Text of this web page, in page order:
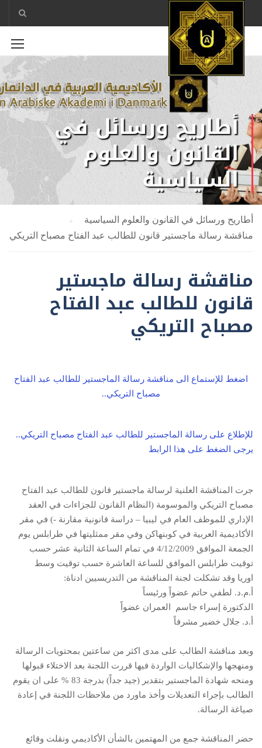
أطاريح ورسائل في
القانون والعلوم
السياسية
أطاريح ورسائل في القانون والعلوم السياسية
مناقشة رسالة ماجستير قانون للطالب عبد الفتاح مصباح التريكي
مناقشة رسالة ماجستير
قانون للطالب عبد الفتاح
مصباح التريكي
اضغط للإستماع الى مناقشة رسالة الماجستير للطالب عبد الفتاح
مصباح التريكي..
للإطلاع على رسالة الماجستير للطالب عبد الفتاح مصباح التريكي..
يرجى الضغط على هذا الرابط
جرت المناقشة العلنية لرسالة ماجستير قانون للطالب عبد الفتاح
مصباح التريكي والموسومة (النظام القانون للجزاءات في العقد
الإداري للموظف العام في ليبيا – دراسة قانونية مقارنة -) في مقر
الأكاديمية العربية في كوبنهاكن وفي مقر ممثليتها في طرابلس يوم
الجمعة الموافق 4/12/2009 في تمام الساعة الثانية عشر حسب
توقيت طرابلس الموافق للساعة العاشرة حسب توقيت وسط
اوريا وقد تشكلت لجنة المناقشة من التدريسيين ادناة:
أ.م.د. لطفي حاتم عضواً ورئيساً
الدكتورة إسراء جاسم العمران عضواً
أ.د. جلال خضير مشرفاً
وبعد مناقشة الطالب على مدى اكثر من ساعتين بمحتويات الرسالة
ومنهجها والإشكاليات الواردة فيها قررت اللجنة بعد الاختلاء قبولها
ومنحه شهادة الماجستير بتقدير (جيد جداً) بدرجة 83 % على ان يقوم
الطالب بإجراء التعديلات وأخذ ماورد من ملاحظات اللجنة في إعادة
صياغة الرسالة.
حضر المناقشة جمع من المهتمين بالشأن الأكاديمي ونقلت وقائع